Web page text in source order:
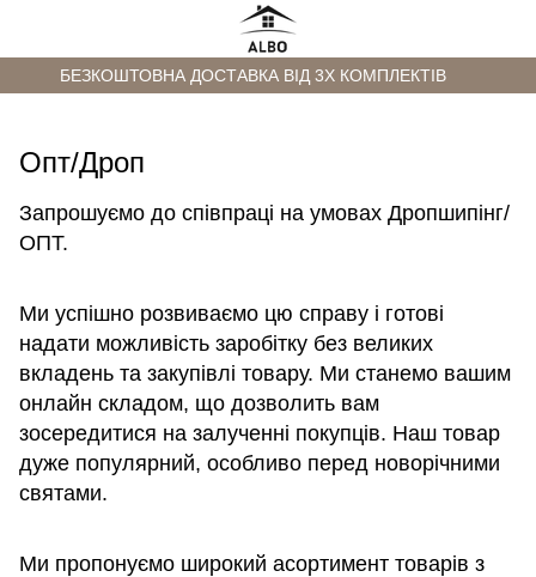
БЕЗКОШТОВНА ДОСТАВКА ВІД 3Х КОМПЛЕКТІВ
Опт/Дроп
Запрошуємо до співпраці на умовах Дропшипінг/
ОПТ.
Ми успішно розвиваємо цю справу і готові
надати можливість заробітку без великих
вкладень та закупівлі товару. Ми станемо вашим
онлайн складом, що дозволить вам
зосередитися на залученні покупців. Наш товар
дуже популярний, особливо перед новорічними
святами.
Ми пропонуємо широкий асортимент товарів з